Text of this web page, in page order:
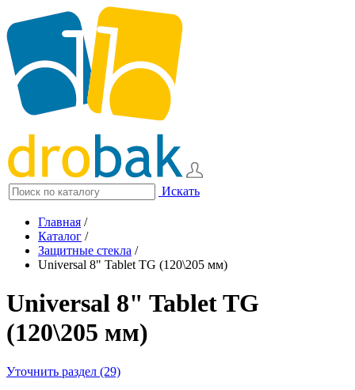
Искать
Главная /
Каталог /
Защитные стекла /
Universal 8" Tablet TG (120\205 мм)
Universal 8" Tablet TG
(120\205 мм)
Уточнить раздел (29)